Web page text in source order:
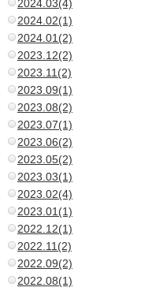
2024.03(4)
2024.02(1)
2024.01(2)
2023.12(2)
2023.11(2)
2023.09(1)
2023.08(2)
2023.07(1)
2023.06(2)
2023.05(2)
2023.03(1)
2023.02(4)
2023.01(1)
2022.12(1)
2022.11(2)
2022.09(2)
2022.08(1)